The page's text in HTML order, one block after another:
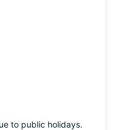
to public holidays.